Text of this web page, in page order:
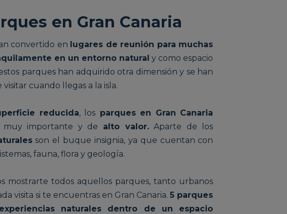
en Gran Canaria
convertido en lugares de reunión para muchas
en un entorno natural y como espacio
parques han adquirido otra dimensión y se han
cuando llegas a la isla.
reducida, los parques en Gran Canaria
muy importante y de alto valor.Aparte de los
son el buque insignia, ya que cuentan con
fauna, flora y geología.
mostrarte todos aquellos parques, tanto urbanos
visita si te encuentras en Gran Canaria.5 parques
naturales dentro de un espacio